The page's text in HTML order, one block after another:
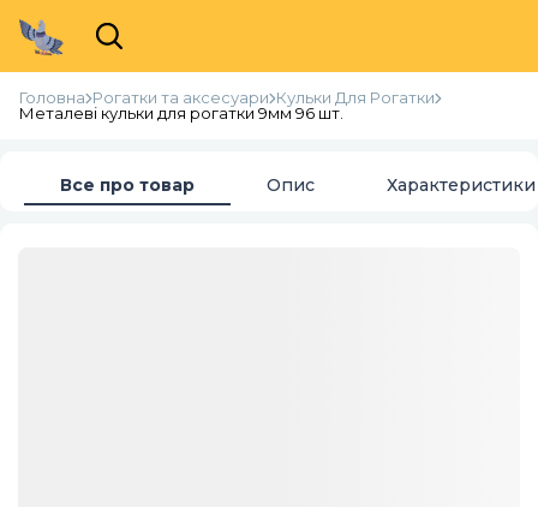
Головна Рогатки та аксесуари Кульки Для Рогатки
Металеві кульки для рогатки 9мм 96 шт.
Все про товар Опис Характеристики